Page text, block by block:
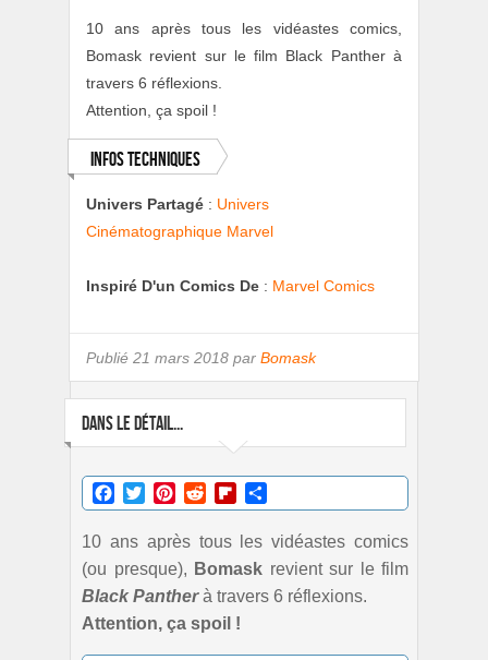
10 ans après tous les vidéastes comics,
Bomask revient sur le film Black Panther à
travers 6 réflexions.
Attention, ça spoil !
Infos Techniques
Univers Partagé : Univers
Cinématographique Marvel
Inspiré D'un Comics De : Marvel Comics
Publié 21 mars 2018 par Bomask
DANS LE DÉTAIL...
Facebook
TwitterPinterestRedditFlipboard
10 ans après tous les vidéastes comics
(ou presque), Bomask revient sur le film
Black Pantherà travers 6 réflexions.
Attention, ça spoil !